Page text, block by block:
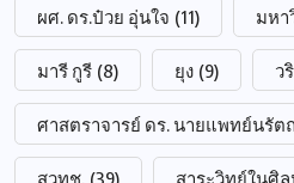
ผศ. ดร.ป๋วย อุ่นใจ (11) มหา
มารี กูรี (8) ยุง (9) ว
ศาสตราจารย์ ดร. นายแพทย์นรัต
สวทช. (39) สาระวิทย์ในศิ